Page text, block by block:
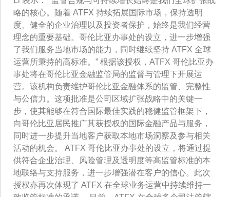
略的核心。随着 ATFX 持续拓展国际市场，保持透明
度、健全的企业治理以及投资者保护，始终是我们经营
理念的重要基础。哥伦比亚办事处的设立，进一步增强
了我们服务当地市场的能力，同时继续坚持 ATFX 全球
运营所秉持的高标准。” 根据该授权，ATFX 哥伦比亚办
事处将在哥伦比亚金融监管局的监督与管理下开展运
营。该机构负责维护哥伦比亚金融体系的监管、完整性
与公信力。这项批准是公司区域扩张战略中的关键一
步，使其能够在符合国际最佳实践的稳健监管框架下，
向哥伦比亚居民推广其获授权的国际金融产品与服务，
同时进一步提升当地客户获取本地市场洞察及参与相关
活动的机会。 ATFX 哥伦比亚办事处的设立，将通过提
供符合企业治理、风险管理及透明度等高监管标准的本
地联络与支持服务，进一步增强潜在客户的信心。此次
授权亦再次体现了 ATFX 在全球业务运营中持续维持一